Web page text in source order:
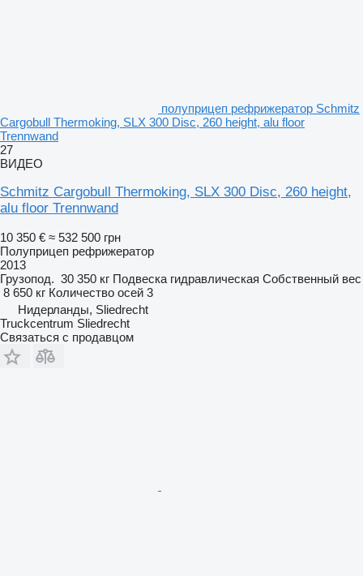
полуприцеп рефрижератор Schmitz
Cargobull Thermoking, SLX 300 Disc, 260 height, alu floor
Trennwand
27
ВИДЕО
Schmitz Cargobull Thermoking, SLX 300 Disc, 260 height,
alu floor Trennwand
10 350 € ≈ 532 500 грн
Полуприцеп рефрижератор
2013
Грузопод. 30 350 кг Подвеска гидравлическая Собственный вес
8 650 кг Количество осей 3
Нидерланды, Sliedrecht
Truckcentrum Sliedrecht
Связаться с продавцом